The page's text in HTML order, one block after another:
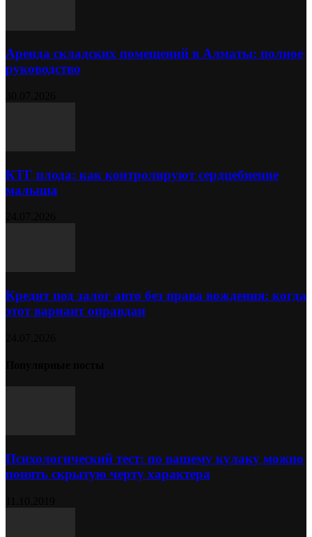
Аренда складских помещений в Алматы: полное
руководство
КТГ плода: как контролируют сердцебиение
малыша
Кредит под залог авто без права вождения: когда
этот вариант оправдан
Психологический тест: по вашему кулаку можно
понять скрытую черту характера